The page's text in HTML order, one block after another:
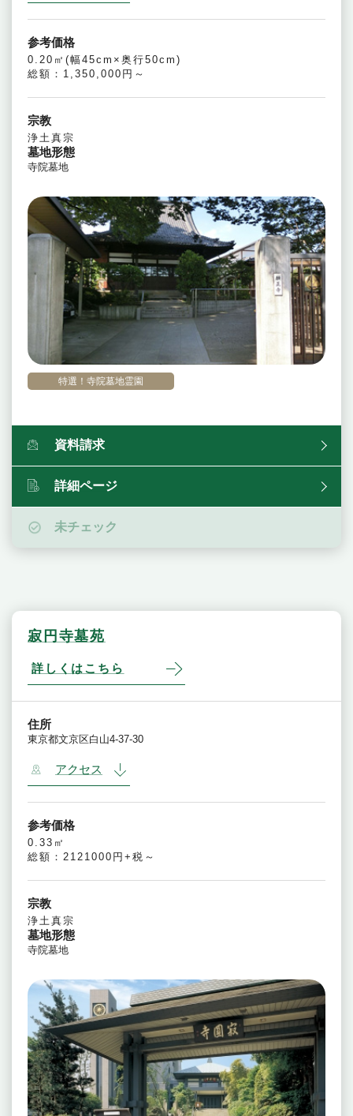
特選！寺院墓地霊園
参考価格
0.20㎡(幅45cm×奥行50cm)
総額：1,350,000円～
宗教
浄土真宗
墓地形態
寺院墓地
資料請求
詳細ページ
未チェック
寂円寺墓苑
詳しくはこちら
住所
東京都文京区白山4-37-30
アクセス
参考価格
0.33㎡
総額：2121000円+税～
宗教
浄土真宗
墓地形態
寺院墓地